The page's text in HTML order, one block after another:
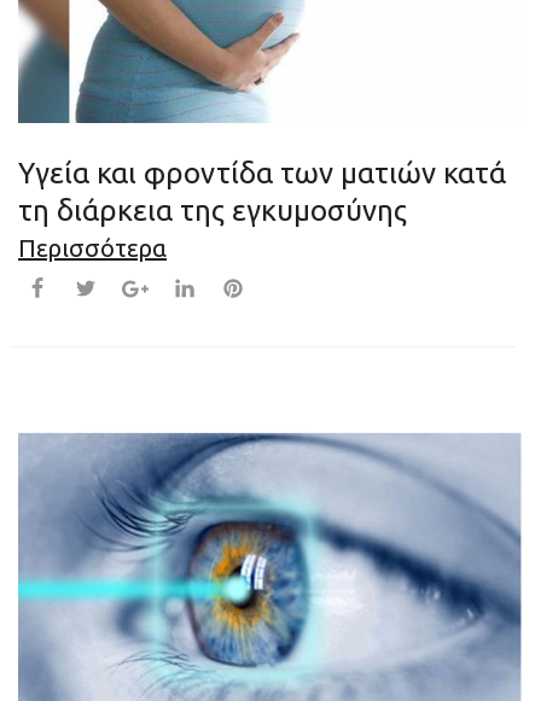
Υγεία και φροντίδα των ματιών κατά
τη διάρκεια της εγκυμοσύνης
Περισσότερα